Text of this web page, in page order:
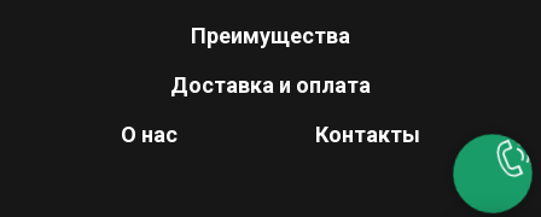
Преимущества
Доставка и оплата
О нас
Контакты